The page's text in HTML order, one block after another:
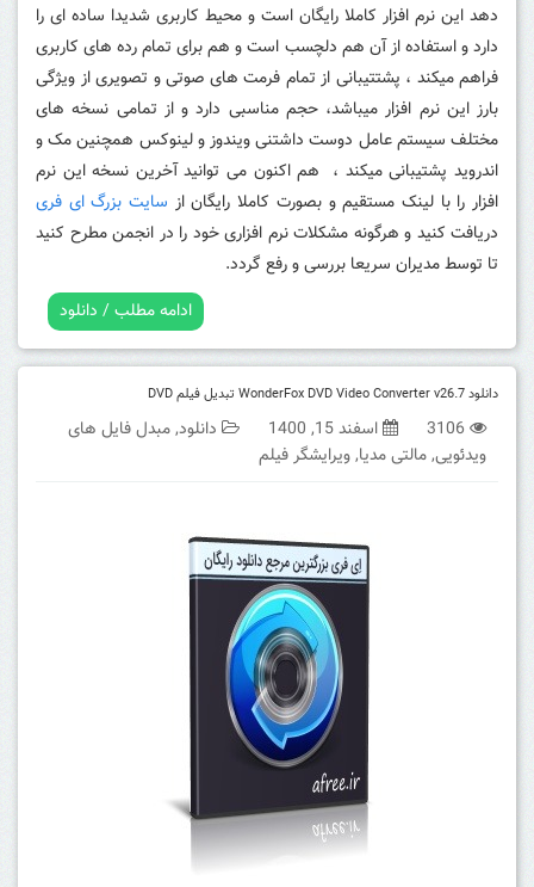
دهد این نرم افزار کاملا رایگان است و محیط کاربری شدیدا ساده ای را
دارد و استفاده از آن هم دلچسب است و هم برای تمام رده های کاربری
فراهم میکند ، پشتتیبانی از تمام فرمت های صوتی و تصویری از ویژگی
بارز این نرم افزار میباشد، حجم مناسبی دارد و از تمامی نسخه های
مختلف سیستم عامل دوست داشتنی ویندوز و لینوکس همچنین مک و
اندروید پشتیبانی میکند ، هم اکنون می توانید آخرین نسخه این نرم
افزار را با لینک مستقیم و بصورت کاملا رایگان از سایت بزرگ ای فری
دریافت کنید و هرگونه مشکلات نرم افزاری خود را در انجمن مطرح کنید
تا توسط مدیران سریعا بررسی و رفع گردد.
ادامه مطلب / دانلود
دانلود WonderFox DVD Video Converter v26.7 تبدیل فیلم DVD
3106 اسفند 15, 1400 دانلود,مبدل فایل های
ویدئویی,مالتی مدیا,ویرایشگر فیلم